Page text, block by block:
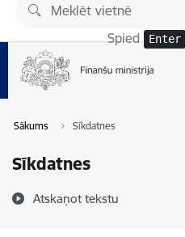
Pāriet uz lapas saturu
Spied Enter
Sākums Sīkdatnes
Sīkdatnes
Atskaņot tekstu